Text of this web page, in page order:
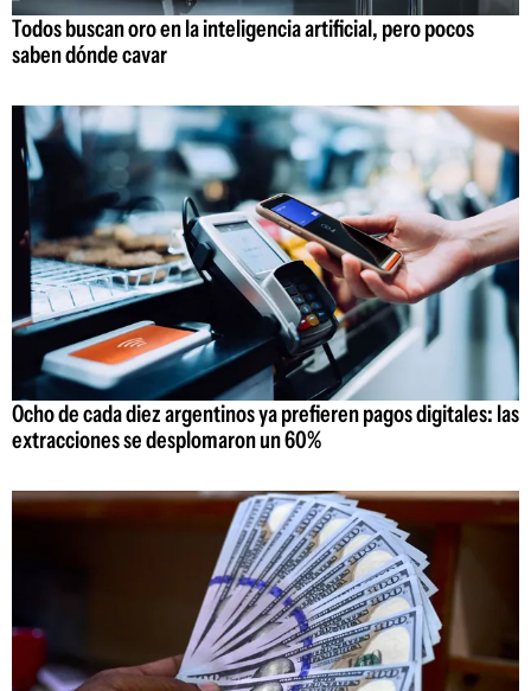
Todos buscan oro en la inteligencia artificial, pero pocos
saben dónde cavar
Ocho de cada diez argentinos ya prefieren pagos digitales: las
extracciones se desplomaron un 60%